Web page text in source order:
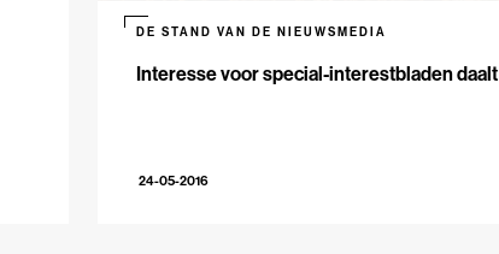
Interesse voor special-interestbladen daalt
DE STAND VAN DE NIEUWSMEDIA
24-05-2016